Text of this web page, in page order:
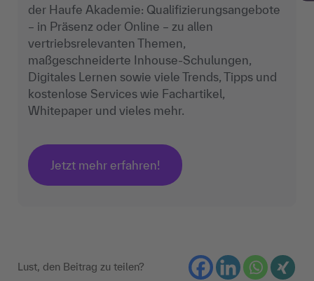
der Haufe Akademie: Qualifizierungsangebote
– in Präsenz oder Online – zu allen
vertriebsrelevanten Themen,
maßgeschneiderte Inhouse-Schulungen,
Digitales Lernen sowie viele Trends, Tipps und
kostenlose Services wie Fachartikel,
Whitepaper und vieles mehr.
Jetzt mehr erfahren!
Lust, den Beitrag zu teilen?